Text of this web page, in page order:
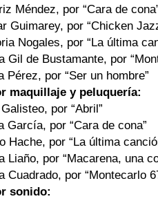
Méndez, por “Cara de
Guimarey, por “Chicken
Nogales, por “La última
Gil de Bustamante, por
Pérez, por “Ser un hombre”
maquillaje y peluquería:
por “Abril”
García, por “Cara de cona”
Hache, por “La última
Liaño, por “Macarena, una
Cuadrado, por “Montecarlo
sonido: